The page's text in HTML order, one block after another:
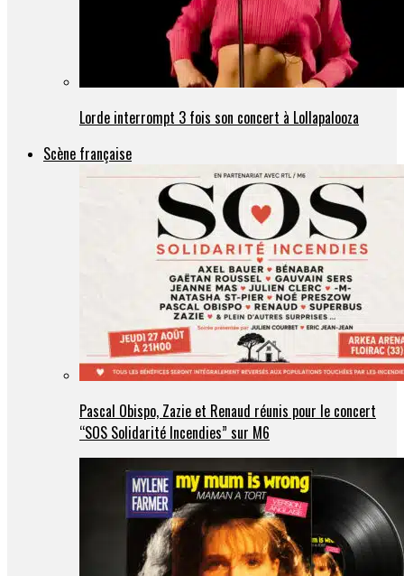
Lorde interrompt 3 fois son concert à Lollapalooza
Scène française
Pascal Obispo, Zazie et Renaud réunis pour le concert
“SOS Solidarité Incendies” sur M6